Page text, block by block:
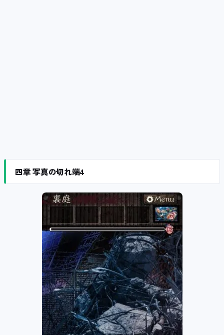
四章 写真の切れ端4